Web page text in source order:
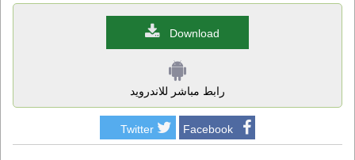
Download
رابط مباشر للاندرويد
Facebook
Twitter